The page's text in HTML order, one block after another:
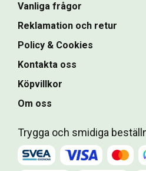
Vanliga frågor
Reklamation och retur
Policy & Cookies
Kontakta oss
Köpvillkor
Om oss
Trygga och smidiga